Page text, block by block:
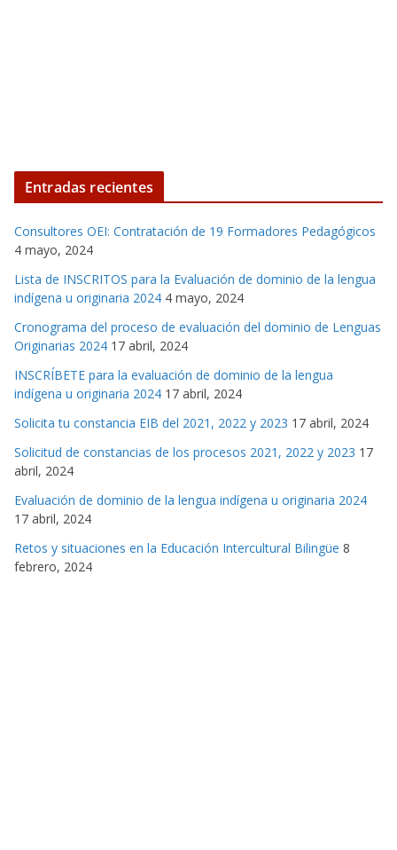
Entradas recientes
Consultores OEI: Contratación de 19 Formadores Pedagógicos
4 mayo, 2024
Lista de INSCRITOS para la Evaluación de dominio de la lengua
indígena u originaria 2024 4 mayo, 2024
Cronograma del proceso de evaluación del dominio de Lenguas
Originarias 2024 17 abril, 2024
INSCRÍBETE para la evaluación de dominio de la lengua
indígena u originaria 2024 17 abril, 2024
Solicita tu constancia EIB del 2021, 2022 y 2023 17 abril, 2024
Solicitud de constancias de los procesos 2021, 2022 y 2023 17
abril, 2024
Evaluación de dominio de la lengua indígena u originaria 2024
17 abril, 2024
Retos y situaciones en la Educación Intercultural Bilingüe 8
febrero, 2024